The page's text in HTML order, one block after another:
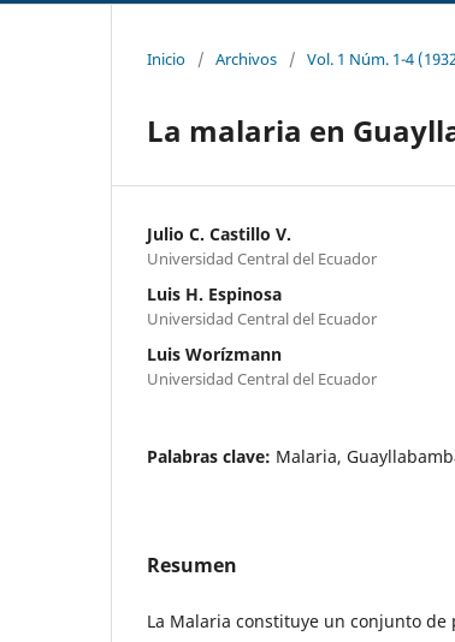
Inicio / Archivos / Vol. 1 Núm. 1-4
La malaria en
Julio C. Castillo V.
Universidad Central del Ecuador
Luis H. Espinosa
Universidad Central del Ecuador
Luis Worízmann
Universidad Central del Ecuador
Palabras clave: Malaria,
Resumen
La Malaria constituye un conjunto